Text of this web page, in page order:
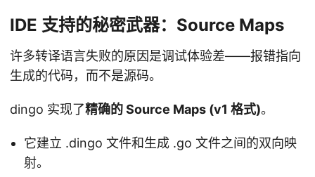
IDE 支持的秘密武器：Source Maps
许多转译语言失败的原因是调试体验差——报错指向
生成的代码，而不是源码。
dingo 实现了精确的 Source Maps (v1 格式)。
它建立 .dingo 文件和生成 .go 文件之间的双向映
射。